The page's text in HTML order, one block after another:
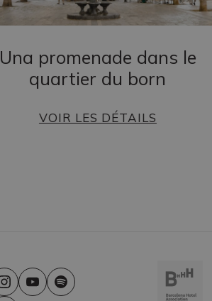
Una promenade dans le
quartier du born
VOIR LES DÉTAILS